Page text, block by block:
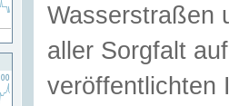
Wasserstraßen
aller Sorgfalt
veröffentlichten